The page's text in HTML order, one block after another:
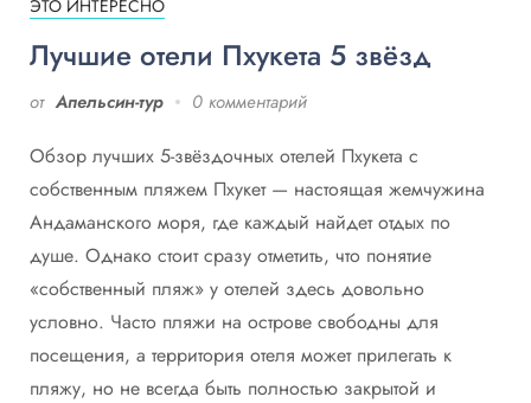
ЭТО ИНТЕРЕСНО
Лучшие отели Пхукета 5 звёзд
от Апельсин-тур 0 комментарий
Обзор лучших 5-звёздочных отелей Пхукета с
собственным пляжем Пхукет — настоящая жемчужина
Андаманского моря, где каждый найдет отдых по
душе. Однако стоит сразу отметить, что понятие
«собственный пляж» у отелей здесь довольно
условно. Часто пляжи на острове свободны для
посещения, а территория отеля может прилегать к
пляжу, но не всегда быть полностью закрытой и